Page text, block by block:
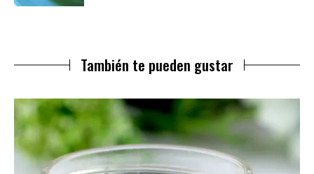
También te pueden gustar